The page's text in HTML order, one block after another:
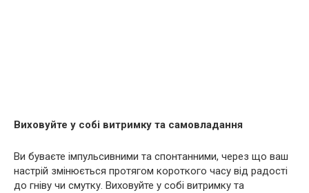
Виховуйте у собі витримку та самовладання
Ви буваєте імпульсивними та спонтанними, через що ваш
настрій змінюється протягом короткого часу від радості
до гніву чи смутку. Виховуйте у собі витримку та